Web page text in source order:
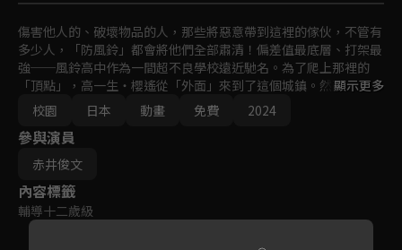
傷害他人的、破壞物品的人，那些將惡意帶到這裡的傢伙，不管有
多少人，「防風鈴」都會將他們全部肅清！偏差值最底層、打架最
強──風鈴高中作為一間超不良學校遠近馳名。為了爬上那裡的
「頂點」，高一生・櫻遙從「外面」來到了這個城鎮。然而，現在
的風鈴高中有一群守護城鎮，人稱「防風鈴」的集團坐鎮！？不良
高校生・櫻的英雄傳說，將在這裡揭開序幕！
顯示更多
校園
日本 動畫 免費 2024
參與演員
赤井俊文
內容標籤
輔導十二歲級